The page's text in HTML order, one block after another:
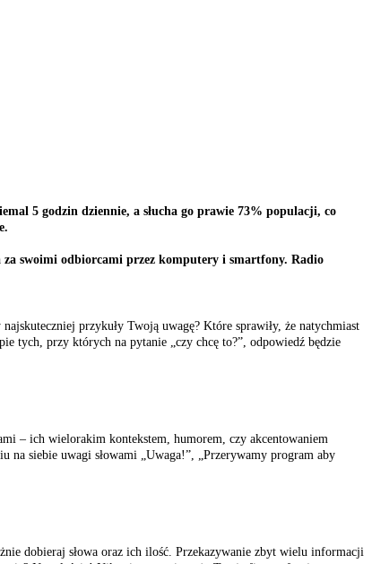
5 godzin dziennie, a słucha go prawie 73% populacji, co
swoimi odbiorcami przez komputery i smartfony. Radio
przykuły Twoją uwagę? Które sprawiły, że natychmiast
tych, przy których na pytanie „czy chcę to?”, odpowiedź będzie
– ich wielorakim kontekstem, humorem, czy akcentowaniem
siebie uwagi słowami „Uwaga!”, „Przerywamy program aby
dobieraj słowa oraz ich ilość. Przekazywanie zbyt wielu informacji